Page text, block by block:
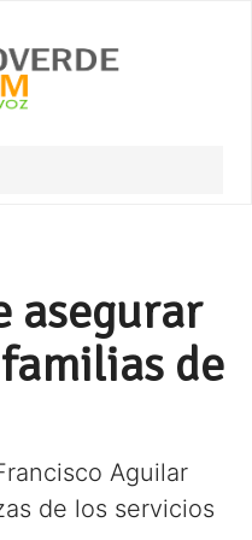
asegurar
de
Aguilar
de los servicios